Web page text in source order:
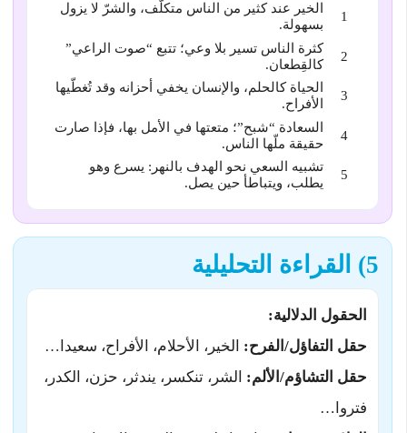
الخير عند كثير من الناس متكلّف، والشرّ لا يزول
بسهولة.
كثرة الناس تسير بلا وعي؛ تتبع “صوت الراعي”
كالقِطعان.
الحياة كالحلم، والإنسان يخفي أحزانه وقد تُغطّيها
الأفراح.
السعادة “شبح”؛ متعتها في الأمل بها، فإذا صارت
حقيقة ملّها الناس.
تشبيه السعي نحو الهدف بالنهر: يسرع وهو
يطلب، ويتباطأ حين يصل.
5) القراءة التحليلية
الحقول الدلالية:
حقل التفاؤل/الفرح: الخير، الأحلام، الأفراح، سعيدا…
حقل التشاؤم/الألم: الشر، تنكسر، يندثر، حزن، الكدر،
فتروا…